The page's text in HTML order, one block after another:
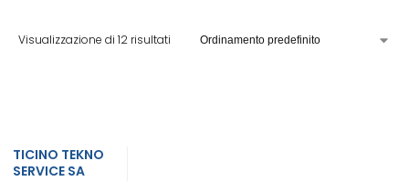
Visualizzazione di 12 risultati
TICINO TEKNO
SERVICE SA